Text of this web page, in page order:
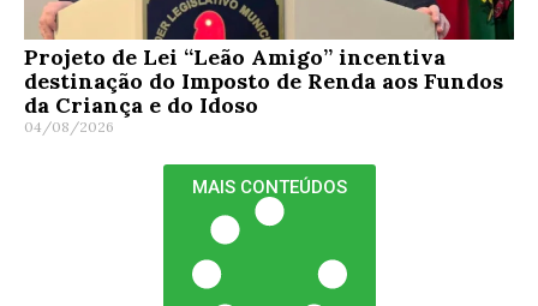
Projeto de Lei “Leão Amigo” incentiva
destinação do Imposto de Renda aos Fundos
da Criança e do Idoso
04/08/2026
MAIS CONTEÚDOS